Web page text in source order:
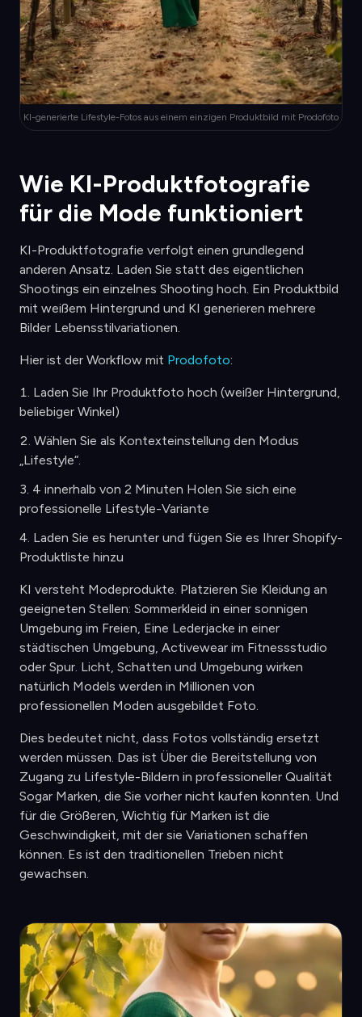
KI-generierte Lifestyle-Fotos aus einem einzigen Produktbild mit Prodofoto
Wie KI-Produktfotografie
für die Mode funktioniert
KI-Produktfotografie verfolgt einen grundlegend
anderen Ansatz. Laden Sie statt des eigentlichen
Shootings ein einzelnes Shooting hoch. Ein Produktbild
mit weißem Hintergrund und KI generieren mehrere
Bilder Lebensstilvariationen.
Hier ist der Workflow mit Prodofoto:
Laden Sie Ihr Produktfoto hoch (weißer Hintergrund,
beliebiger Winkel)
Wählen Sie als Kontexteinstellung den Modus
„Lifestyle“.
4 innerhalb von 2 Minuten Holen Sie sich eine
professionelle Lifestyle-Variante
Laden Sie es herunter und fügen Sie es Ihrer Shopify-
Produktliste hinzu
KI versteht Modeprodukte. Platzieren Sie Kleidung an
geeigneten Stellen: Sommerkleid in einer sonnigen
Umgebung im Freien, Eine Lederjacke in einer
städtischen Umgebung, Activewear im Fitnessstudio
oder Spur. Licht, Schatten und Umgebung wirken
natürlich Models werden in Millionen von
professionellen Moden ausgebildet Foto.
Dies bedeutet nicht, dass Fotos vollständig ersetzt
werden müssen. Das ist Über die Bereitstellung von
Zugang zu Lifestyle-Bildern in professioneller Qualität
Sogar Marken, die Sie vorher nicht kaufen konnten. Und
für die Größeren, Wichtig für Marken ist die
Geschwindigkeit, mit der sie Variationen schaffen
können. Es ist den traditionellen Trieben nicht
gewachsen.